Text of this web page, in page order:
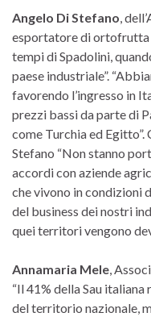
Angelo Di Stefano,
esportatore di ortofrutta
tempi di Spadolini,
paese industriale”.
favorendo l’ingresso in
prezzi bassi da parte di
come Turchia ed
Stefano “Non stanno
accordi con aziende
che vivono in condizioni
del business dei nostri
quei territori vengono
Annamaria Mele,
“Il 41% della Sau
del territorio nazionale,